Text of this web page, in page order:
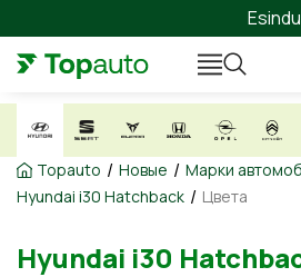
Topauto / Новые / Марки
Hyundai i30 Hatchback / Цвета
Hyundai i30